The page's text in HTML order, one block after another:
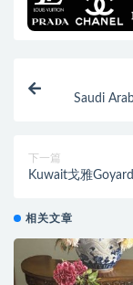
Saudi
下一篇
Kuwait戈雅
相关文章